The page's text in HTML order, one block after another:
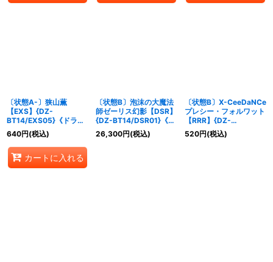
〔状態A-〕狭山薫
【EXS】{DZ-
BT14/EXS05}《ドラゴ
ンエンパイア》
640円(税込)
カートに入れる
〔状態B〕泡沫の大魔法
師ゼーリス幻影【DSR】
{DZ-BT14/DSR01}《ス
トイケイア》
26,300円(税込)
〔状態B〕X-CeeDaNCe
プレシー・フォルワット
【RRR】{DZ-
BT14/021}《リリカルモ
ナステリオ》
520円(税込)